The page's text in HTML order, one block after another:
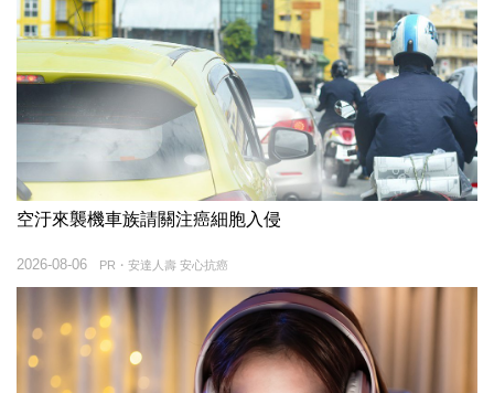
空汙來襲機車族請關注癌細胞入侵
PR・安達人壽 安心抗癌
2026-08-06